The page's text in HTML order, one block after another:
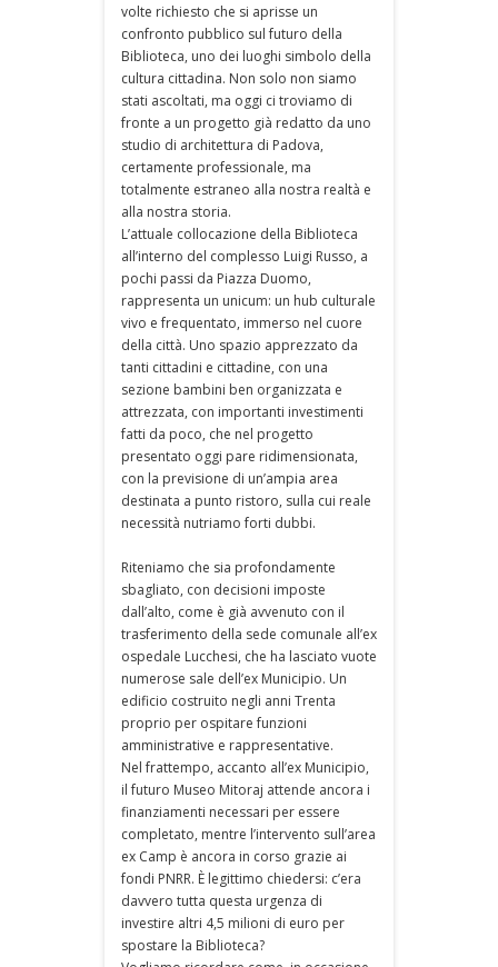
volte richiesto che si aprisse un
confronto pubblico sul futuro della
Biblioteca, uno dei luoghi simbolo della
cultura cittadina. Non solo non siamo
stati ascoltati, ma oggi ci troviamo di
fronte a un progetto già redatto da uno
studio di architettura di Padova,
certamente professionale, ma
totalmente estraneo alla nostra realtà e
alla nostra storia.
L’attuale collocazione della Biblioteca
all’interno del complesso Luigi Russo, a
pochi passi da Piazza Duomo,
rappresenta un unicum: un hub culturale
vivo e frequentato, immerso nel cuore
della città. Uno spazio apprezzato da
tanti cittadini e cittadine, con una
sezione bambini ben organizzata e
attrezzata, con importanti investimenti
fatti da poco, che nel progetto
presentato oggi pare ridimensionata,
con la previsione di un’ampia area
destinata a punto ristoro, sulla cui reale
necessità nutriamo forti dubbi.
Riteniamo che sia profondamente
sbagliato, con decisioni imposte
dall’alto, come è già avvenuto con il
trasferimento della sede comunale all’ex
ospedale Lucchesi, che ha lasciato vuote
numerose sale dell’ex Municipio. Un
edificio costruito negli anni Trenta
proprio per ospitare funzioni
amministrative e rappresentative.
Nel frattempo, accanto all’ex Municipio,
il futuro Museo Mitoraj attende ancora i
finanziamenti necessari per essere
completato, mentre l’intervento sull’area
ex Camp è ancora in corso grazie ai
fondi PNRR. È legittimo chiedersi: c’era
davvero tutta questa urgenza di
investire altri 4,5 milioni di euro per
spostare la Biblioteca?